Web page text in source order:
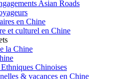
Asian Roads
en Chine
et culturel en Chine
la Chine
Chinoises
& vacances en Chine